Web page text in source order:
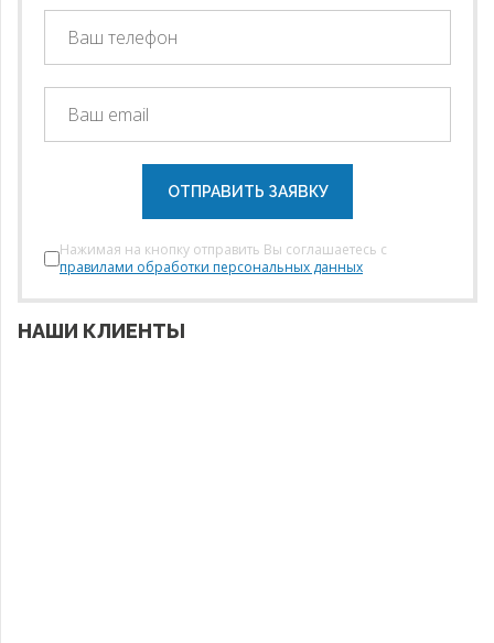
ОТПРАВИТЬ ЗАЯВКУ
Нажимая на кнопку отправить Вы соглашаетесь с
правилами обработки персональных данных
НАШИ КЛИЕНТЫ